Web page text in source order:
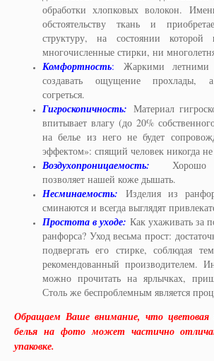
обработки хлопковых волокон.
обстоятельству ткань и
структуру, на состоянии
многочисленные стирки, ни
Комфортность: Жаркими летними
создавать ощущение
согреться.
Гигроскопичность: Материал
впитывает влагу (до 20%
на белье из него не будет
эффектом»: спящий человек никогда не
Воздухопроницаемость:
Хорошо
позволяет нашей коже дышать.
Несминаемость: Изделия из
сминаются и всегда выглядят
Простота в уходе: Как ухаживать за
ранфорса? Уход весьма прост:
подвергать его стирке, соблюдая
рекомендованный производителем.
можно прочитать на ярлычках,
Столь же беспроблемным является
Обращаем Ваше внимание, что цветовая
белья на фото может частично
упаковке.